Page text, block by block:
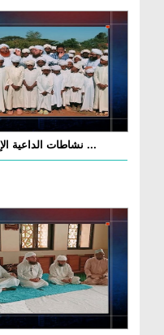
نشاطات الداعية الإسلامي الشيخ عبد الحبيب العطاري ...